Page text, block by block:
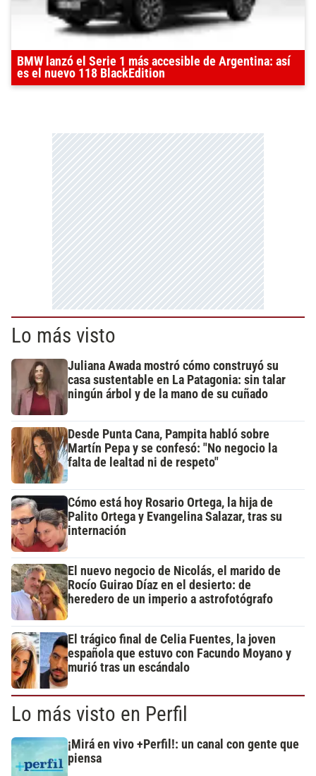
BMW lanzó el Serie 1 más accesible de Argentina: así
es el nuevo 118 BlackEdition
Lo más visto
Juliana Awada mostró cómo construyó su
casa sustentable en La Patagonia: sin talar
ningún árbol y de la mano de su cuñado
Desde Punta Cana, Pampita habló sobre
Martín Pepa y se confesó: "No negocio la
falta de lealtad ni de respeto"
Cómo está hoy Rosario Ortega, la hija de
Palito Ortega y Evangelina Salazar, tras su
internación
El nuevo negocio de Nicolás, el marido de
Rocío Guirao Díaz en el desierto: de
heredero de un imperio a astrofotógrafo
El trágico final de Celia Fuentes, la joven
española que estuvo con Facundo Moyano y
murió tras un escándalo
Lo más visto en Perfil
¡Mirá en vivo +Perfil!: un canal con gente que
piensa